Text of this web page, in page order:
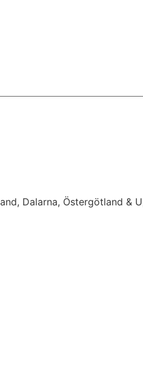
Dalarna, Östergötland &